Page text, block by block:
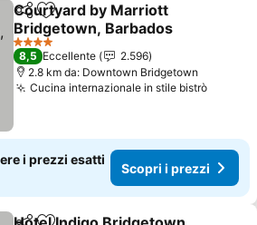
CondividiAggiungi ai preferiti
Courtyard by Marriott
Bridgetown, Barbados
Scopri i prezzi
4 Stelle
8,5 Eccellente
2.596
2.8 km da: Downtown Bridgetown
Cucina internazionale in stile bistròScopri
i prezzi esatti
Scopri i prezzi